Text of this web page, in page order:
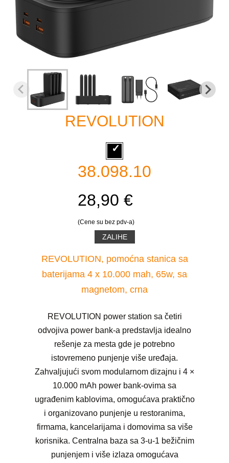
REVOLUTION
38.098.10
28,90 €
(Cene su bez pdv-a)
ZALIHE
REVOLUTION, pomoćna stanica sa
baterijama 4 x 10.000 mah, 65w, sa
magnetom, crna
REVOLUTION power station sa četiri
odvojiva power bank-a predstavlja idealno
rešenje za mesta gde je potrebno
istovremeno punjenje više uređaja.
Zahvaljujući svom modularnom dizajnu i 4 ×
10.000 mAh power bank-ovima sa
ugrađenim kablovima, omogućava praktično
i organizovano punjenje u restoranima,
firmama, kancelarijama i domovima sa više
korisnika. Centralna baza sa 3-u-1 bežičnim
punjenjem i više izlaza omogućava